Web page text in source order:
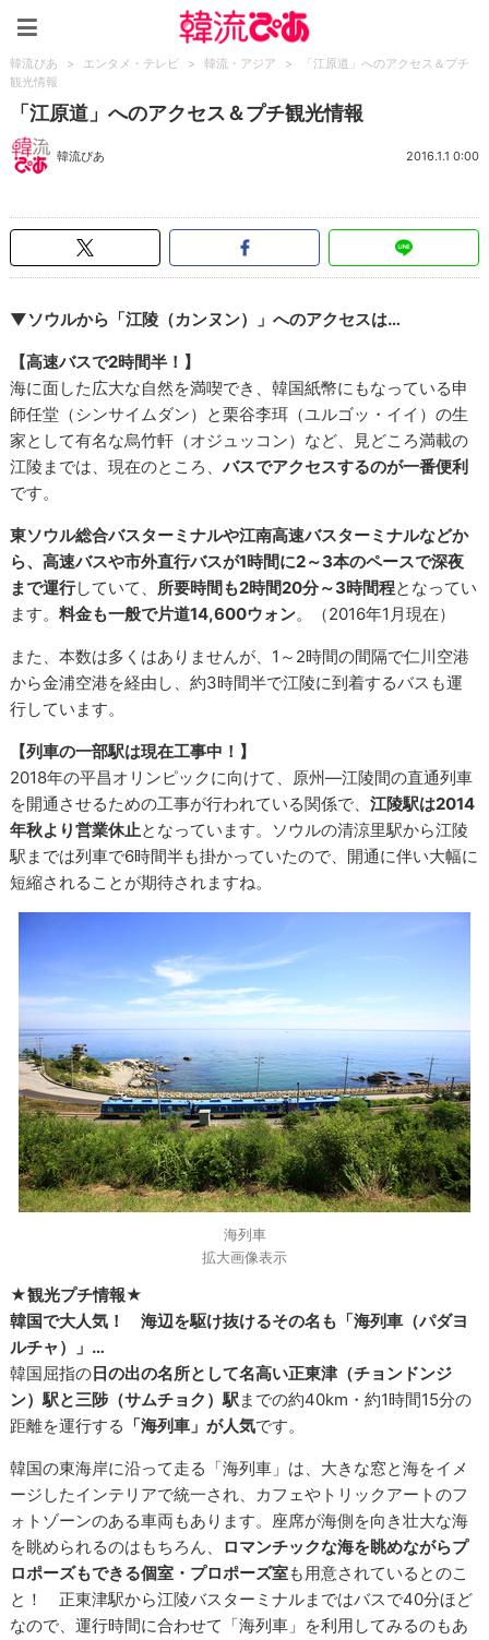
韓流ぴあ > エンタメ・テレビ > 韓流・アジア >
「江原道」へのアクセス＆プチ
観光情報
「江原道」へのアクセス＆プチ観光情報
韓流ぴあ 2016.1.1 0:00
▼ソウルから 「江陵（カンヌン）」へのアクセスは…
【高速バスで2時間半！】
海に面した広大な自然を満喫でき、韓国紙幣にもなっている申
師任堂（シンサイムダン）と栗谷李珥（ユルゴッ・イイ）の生
家として有名な烏竹軒（オジュッコン）など、見どころ満載の
江陵までは、現在のところ、バスでアクセスするのが一番便利
です。
東ソウル総合バスターミナルや江南高速バスターミナルなどか
ら、高速バスや市外直行バスが1時間に2～3本のペースで深夜
まで運行していて、 所要時間も2時間20分～3時間程となってい
ます。料金も一般で片道14,600ウォン。（2016年1月現在）
また、本数は多くはありませんが、1～2時間の間隔で仁川空港
から金浦空港を経由し、約3時間半で江陵に到着するバスも運
行しています。
【列車の一部駅は現在工事中！】
2018年の平昌オリンピックに向けて、原州―江陵間の直通列車
を開通させるための工事が行われている関係で、江陵駅は2014
年秋より営業休止となっています。ソウルの清涼里駅から江陵
駅までは列車で6時間半も掛かっていたので、開通に伴い大幅に
短縮されることが期待されますね。
海列車
拡大画像表示
★観光プチ情報★
韓国で大人気！ 海辺を駆け抜けるその名も「海列車（パダヨ
ルチャ）」…
韓国屈指の 日の出の名所として名高い正東津（チョンドンジ
ン）駅と三陟（サムチョク）駅までの約40km・約1時間15分の
距離を運行する 「海列車」が人気です。
韓国の東海岸に沿って走る「海列車」は、大きな窓と海をイメ
ージしたインテリアで統一され、カフェやトリックアートのフ
ォトゾーンのある車両もあります。座席が海側を向き壮大な海
を眺められるのはもちろん、
ロマンチックな海を眺めながらプ
ロポーズもできる個室・プロポーズ室も用意されているとのこ
と！ 正東津駅から江陵バスターミナルまではバスで40分ほど
なので、運行時間に合わせて「海列車」を利用してみるのもあ